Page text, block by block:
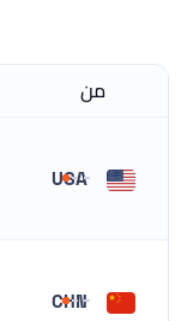
من
USA
CHN